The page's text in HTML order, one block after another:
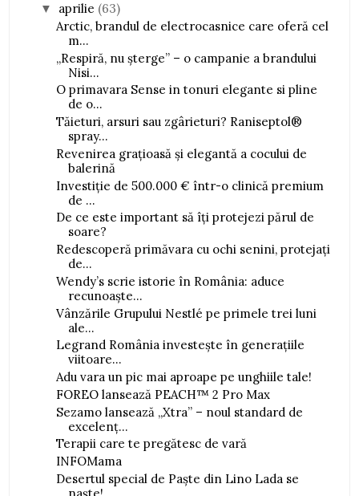
▼ aprilie (63)
Arctic, brandul de electrocasnice care oferă cel
m...
„Respiră, nu șterge” – o campanie a brandului
Nisi...
O primavara Sense in tonuri elegante si pline
de o...
Tăieturi, arsuri sau zgârieturi? Raniseptol®
spray...
Revenirea grațioasă și elegantă a cocului de
balerină
Investiție de 500.000 € într-o clinică premium
de ...
De ce este important să îți protejezi părul de
soare?
Redescoperă primăvara cu ochi senini, protejați
de...
Wendy’s scrie istorie în România: aduce
recunoaște...
Vânzările Grupului Nestlé pe primele trei luni
ale...
Legrand România investește în generațiile
viitoare...
Adu vara un pic mai aproape pe unghiile tale!
FOREO lansează PEACH™ 2 Pro Max
Sezamo lansează „Xtra” – noul standard de
excelenț...
Terapii care te pregătesc de vară
INFOMama
Desertul special de Paște din Lino Lada se